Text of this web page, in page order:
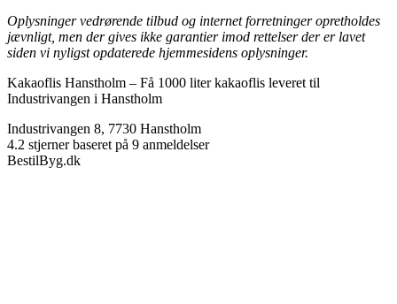
Oplysninger vedrørende tilbud og internet forretninger opretholdes
jævnligt, men der gives ikke garantier imod rettelser der er lavet
siden vi nyligst opdaterede hjemmesidens oplysninger.
Kakaoflis Hanstholm – Få 1000 liter kakaoflis leveret til
Industrivangen i Hanstholm
Industrivangen 8, 7730 Hanstholm
4.2 stjerner baseret på 9 anmeldelser
BestilByg.dk